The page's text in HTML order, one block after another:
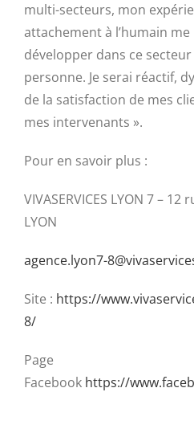
multi-secteurs, mon
attachement à l’humain
développer dans ce
personne. Je serai réactif,
de la satisfaction de mes
mes intervenants ».
Pour en savoir plus :
VIVASERVICES LYON 7 –
LYON
agence.lyon7-
Site : https://
8/
Page
Facebook https://